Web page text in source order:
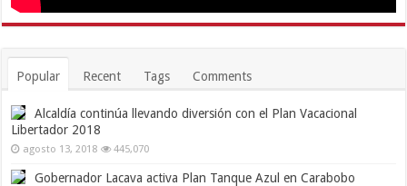
Popular Recent Tags Comments
Alcaldía continúa llevando diversión con el Plan Vacacional
Libertador 2018
agosto 13, 2018 445,070
Gobernador Lacava activa Plan Tanque Azul en Carabobo